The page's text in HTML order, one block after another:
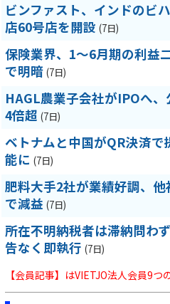
ビンファスト、インドの
店60号店を開設 (7日)
保険業界、1～6月期の利
で明暗 (7日)
HAGL農業子会社がIPOへ
4倍超 (7日)
ベトナムと中国がQR決済
能に (7日)
肥料大手2社が業績好調、
で減益 (7日)
所在不明納税者は滞納問わ
告なく即執行 (7日)
【会員記事】はVIETJO法人会員9つ